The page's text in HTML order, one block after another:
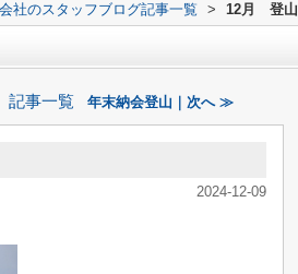
社のスタッフブログ記事一覧 > 12月 登山
記事一覧 年末納会登山｜次へ ≫
2024-12-09